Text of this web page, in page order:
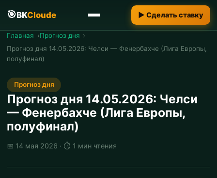
🎯BKCloude ▶ Сделать ставку
Главная
Прогноз дня
Прогноз дня 14.05.2026: Челси — Фенербахче (Лига Европы,
полуфинал)
Прогноз дня
Прогноз дня 14.05.2026: Челси
— Фенербахче (Лига Европы,
полуфинал)
📅 14 мая 2026 · ⏱ 1 мин чтения